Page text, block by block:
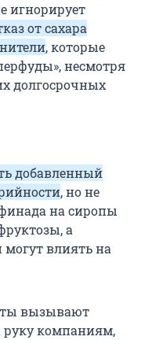
игнорирует
от сахара
, которые
несмотря
долгосрочных
добавленный
, но не
на сиропы
а
могут влиять на
вызывают
руку компаниям,